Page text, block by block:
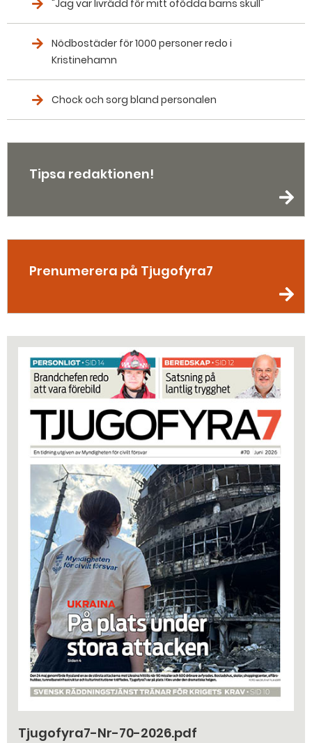
"Jag var livrädd för mitt ofödda barns skull"
Nödbostäder för 1000 personer redo i
Kristinehamn
Chock och sorg bland personalen
Tipsa redaktionen!
Prenumerera på Tjugofyra7
Tjugofyra7-Nr-70-2026.pdf